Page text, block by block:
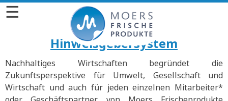
☰
Hinweisgebersystem
Nachhaltiges Wirtschaften begründet die
Zukunftsperspektive für Umwelt, Gesellschaft und
Wirtschaft und auch für jeden einzelnen Mitarbeiter*